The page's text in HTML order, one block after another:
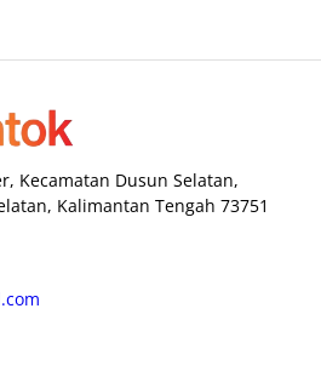
Kecamatan Dusun Selatan,
Kalimantan Tengah 73751